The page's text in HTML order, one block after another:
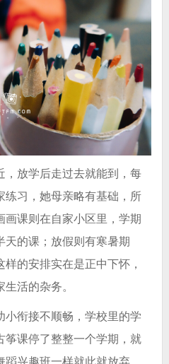
，放学后走过去就能到，每
练习，她母亲略有基础，所
画课则在自家小区里，学期
天的课；放假则有寒暑期
的安排实在是正中下怀，
活的杂务。
小衔接不顺畅，学校里的学
筝课停了整整一个学期，就
蹈兴趣班一样就此就放弃